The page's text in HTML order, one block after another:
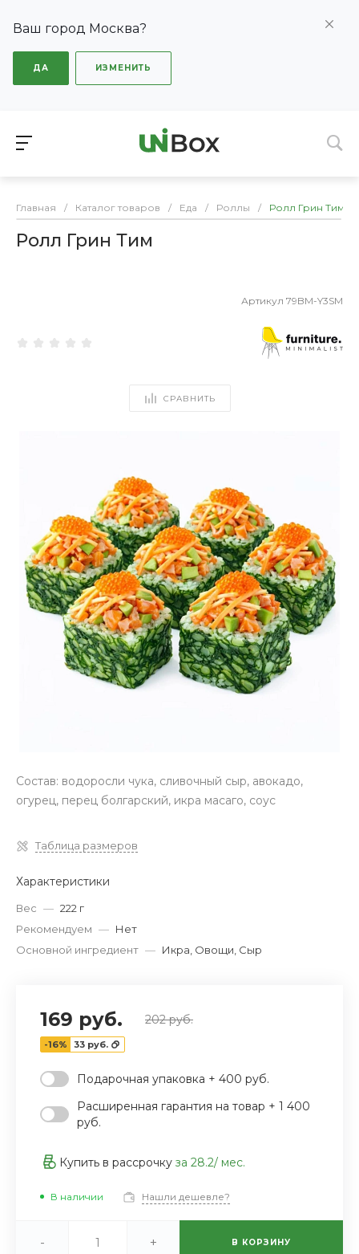
Ваш город Москва?
ДА ИЗМЕНИТЬ
Главная / Каталог товаров / Еда / Роллы / Ролл Грин Тим
Ролл Грин Тим
Артикул 79BM-Y3SM
СРАВНИТЬ
Состав: водоросли чука, сливочный сыр, авокадо,
огурец, перец болгарский, икра масаго, соус
Таблица размеров
Характеристики
Вес — 222 г
Рекомендуем — Нет
Основной ингредиент — Икра, Овощи, Сыр
169 руб. 202 руб.
-16% 33 руб.
Подарочная упаковка + 400 руб.
Расширенная гарантия на товар + 1 400
руб.
Купить в рассрочку за 28.2/ мес.
В наличии Нашли дешевле?
- + В КОРЗИНУ